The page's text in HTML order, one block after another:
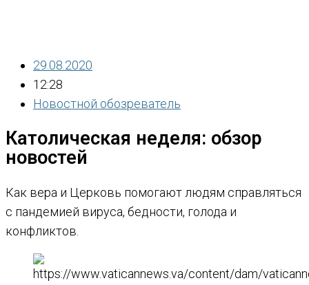
29.08.2020
12:28
Новостной обозреватель
Католическая неделя: обзор
новостей
Как вера и Церковь помогают людям справляться
с пандемией вируса, бедности, голода и
конфликтов.